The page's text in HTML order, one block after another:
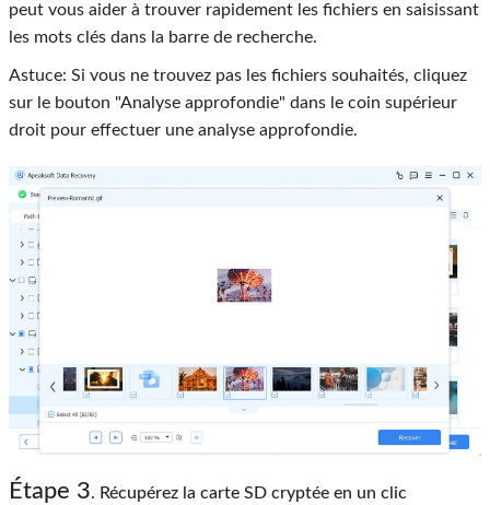
peut vous aider à trouver rapidement les fichiers en saisissant
les mots clés dans la barre de recherche.
Astuce: Si vous ne trouvez pas les fichiers souhaités, cliquez
sur le bouton "Analyse approfondie" dans le coin supérieur
droit pour effectuer une analyse approfondie.
Étape 3. Récupérez la carte SD cryptée en un clic